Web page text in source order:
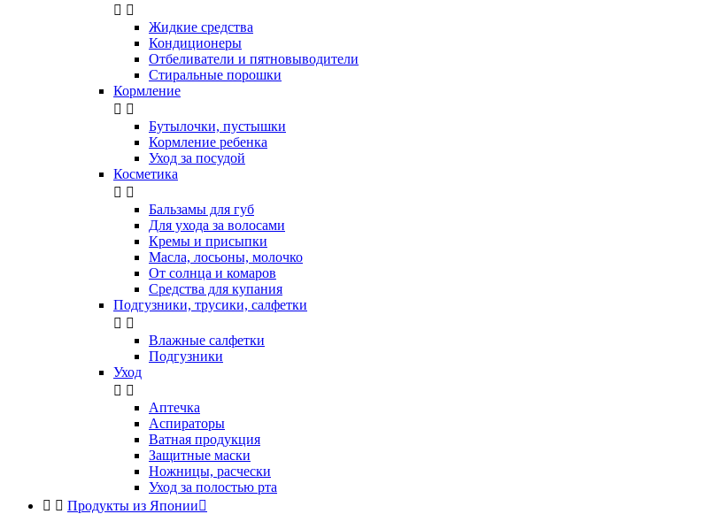
 
Жидкие средства
Кондиционеры
Отбеливатели и пятновыводители
Стиральные порошки
Кормление
 
Бутылочки, пустышки
Кормление ребенка
Уход за посудой
Косметика
 
Бальзамы для губ
Для ухода за волосами
Кремы и присыпки
Масла, лосьоны, молочко
От солнца и комаров
Средства для купания
Подгузники, трусики, салфетки
 
Влажные салфетки
Подгузники
Уход
 
Аптечка
Аспираторы
Ватная продукция
Защитные маски
Ножницы, расчески
Уход за полостью рта
  Продукты из Японии